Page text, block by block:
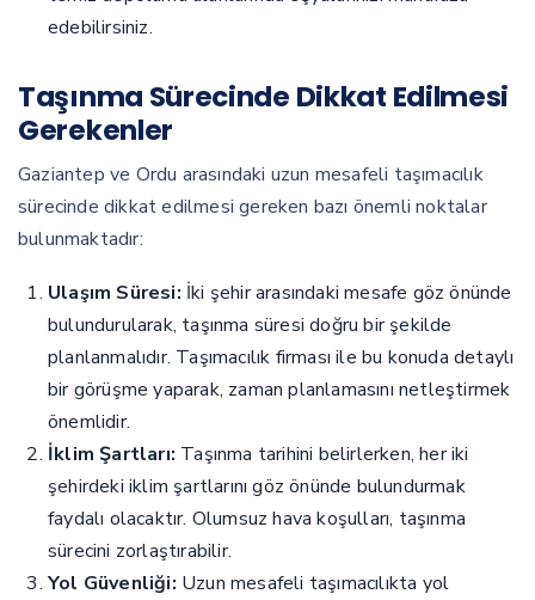
edebilirsiniz.
Taşınma Sürecinde Dikkat Edilmesi
Gerekenler
Gaziantep ve Ordu arasındaki uzun mesafeli taşımacılık
sürecinde dikkat edilmesi gereken bazı önemli noktalar
bulunmaktadır:
Ulaşım Süresi: İki şehir arasındaki mesafe göz önünde
bulundurularak, taşınma süresi doğru bir şekilde
planlanmalıdır. Taşımacılık firması ile bu konuda detaylı
bir görüşme yaparak, zaman planlamasını netleştirmek
önemlidir.
İklim Şartları: Taşınma tarihini belirlerken, her iki
şehirdeki iklim şartlarını göz önünde bulundurmak
faydalı olacaktır. Olumsuz hava koşulları, taşınma
sürecini zorlaştırabilir.
Yol Güvenliği: Uzun mesafeli taşımacılıkta yol